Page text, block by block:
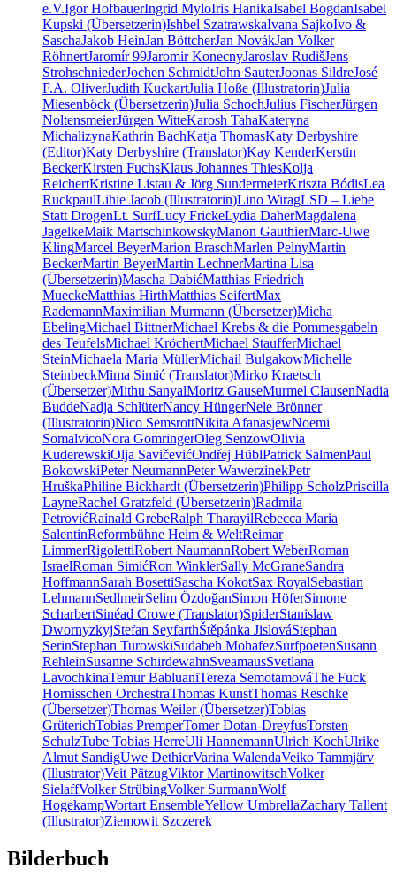
e.V.Igor HofbauerIngrid MyloIris HanikaIsabel BogdanIsabel
Kupski (Übersetzerin)Ishbel SzatrawskaIvana SajkoIvo &
SaschaJakob HeinJan BöttcherJan NovákJan Volker
RöhnertJaromír 99Jaromir KonecnyJaroslav RudišJens
StrohschniederJochen SchmidtJohn SauterJoonas SildreJosé
F.A. OliverJudith KuckartJulia Hoße (Illustratorin)Julia
Miesenböck (Übersetzerin)Julia SchochJulius FischerJürgen
NoltensmeierJürgen WitteKarosh TahaKateryna
MichalizynaKathrin BachKatja ThomasKaty Derbyshire
(Editor)Katy Derbyshire (Translator)Kay KenderKerstin
BeckerKirsten FuchsKlaus Johannes ThiesKolja
ReichertKristine Listau & Jörg SundermeierKriszta BódisLea
RuckpaulLihie Jacob (Illustratorin)Lino WiragLSD – Liebe
Statt DrogenLt. SurfLucy FrickeLydia DaherMagdalena
JagelkeMaik MartschinkowskyManon GauthierMarc-Uwe
KlingMarcel BeyerMarion BraschMarlen PelnyMartin
BeckerMartin BeyerMartin LechnerMartina Lisa
(Übersetzerin)Mascha DabićMatthias Friedrich
MueckeMatthias HirthMatthias SeifertMax
RademannMaximilian Murmann (Übersetzer)Micha
EbelingMichael BittnerMichael Krebs & die Pommesgabeln
des TeufelsMichael KröchertMichael StaufferMichael
SteinMichaela Maria MüllerMichail BulgakowMichelle
SteinbeckMima Simić (Translator)Mirko Kraetsch
(Übersetzer)Mithu SanyalMoritz GauseMurmel ClausenNadia
BuddeNadja SchlüterNancy HüngerNele Brönner
(Illustratorin)Nico SemsrottNikita AfanasjewNoemi
SomalvicoNora GomringerOleg SenzowOlivia
KuderewskiOlja SavičevićOndřej HüblPatrick SalmenPaul
BokowskiPeter NeumannPeter WawerzinekPetr
HruškaPhiline Bickhardt (Übersetzerin)Philipp ScholzPriscilla
LayneRachel Gratzfeld (Übersetzerin)Radmila
PetrovićRainald GrebeRalph TharayilRebecca Maria
SalentinReformbühne Heim & WeltReimar
LimmerRigolettiRobert NaumannRobert WeberRoman
IsraelRoman SimićRon WinklerSally McGraneSandra
HoffmannSarah BosettiSascha KokotSax RoyalSebastian
LehmannSedlmeirSelim ÖzdoğanSimon HöferSimone
ScharbertSinéad Crowe (Translator)SpiderStanislaw
DwornyzkyjStefan SeyfarthŠtěpánka JislováStephan
SerinStephan TurowskiSudabeh MohafezSurfpoetenSusann
RehleinSusanne SchirdewahnSveamausSvetlana
LavochkinaTemur BabluaniTereza SemotamováThe Fuck
Hornisschen OrchestraThomas KunstThomas Reschke
(Übersetzer)Thomas Weiler (Übersetzer)Tobias
GrüterichTobias PremperTomer Dotan-DreyfusTorsten
SchulzTube Tobias HerreUli HannemannUlrich KochUlrike
Almut SandigUwe DethierVarina WalendaVeiko Tammjärv
(Illustrator)Veit PätzugViktor MartinowitschVolker
SielaffVolker StrübingVolker SurmannWolf
HogekampWortart EnsembleYellow UmbrellaZachary Tallent
(Illustrator)Ziemowit Szczerek
Bilderbuch